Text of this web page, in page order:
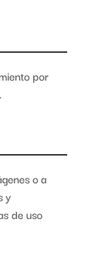
por
o a
y
de uso